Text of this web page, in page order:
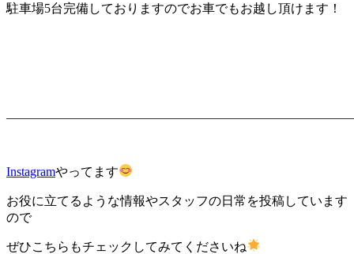
駐車場5台完備しておりますのでお車でもお越し頂けます！
Instagramやってます
お役に立てるような情報やスタッフの日常を投稿しています
ので
ぜひこちらもチェックしてみてくださいね